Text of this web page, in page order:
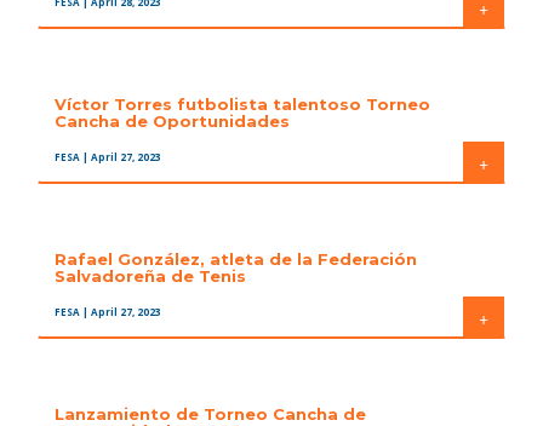
+
Víctor Torres futbolista talentoso Torneo
Cancha de Oportunidades
FESA | April 27, 2023 +
Rafael González, atleta de la Federación
Salvadoreña de Tenis
FESA | April 27, 2023 +
Lanzamiento de Torneo Cancha de